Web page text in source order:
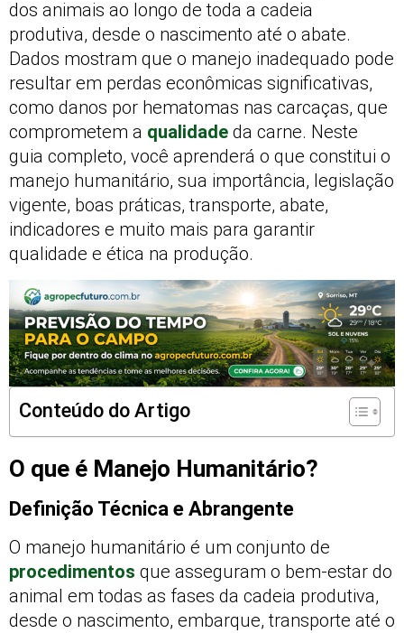
dos animais ao longo de toda a cadeia
produtiva, desde o nascimento até o abate.
Dados mostram que o manejo inadequado pode
resultar em perdas econômicas significativas,
como danos por hematomas nas carcaças, que
comprometem a qualidade da carne. Neste
guia completo, você aprenderá o que constitui o
manejo humanitário, sua importância, legislação
vigente, boas práticas, transporte, abate,
indicadores e muito mais para garantir
qualidade e ética na produção.
Conteúdo do Artigo
O que é Manejo Humanitário?
Definição Técnica e Abrangente
O manejo humanitário é um conjunto de
procedimentos que asseguram o bem-estar do
animal em todas as fases da cadeia produtiva,
desde o nascimento, embarque, transporte até o